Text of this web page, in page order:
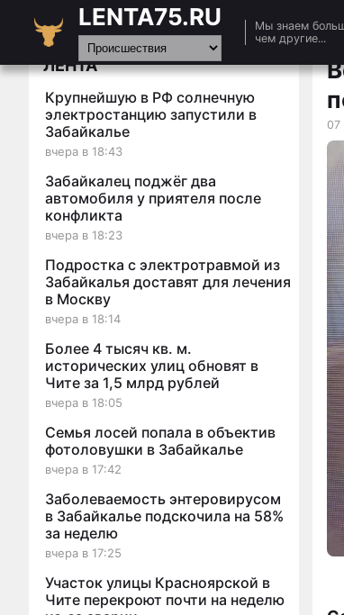
LENTA75.RU
Мы знаем
чем другие...
Главная
Новости
Видео
Статьи
ЛЕНТА
Крупнейшую в РФ солнечную
электростанцию запустили в
Забайкалье
вчера в 18:43
Забайкалец поджёг два
автомобиля у приятеля после
конфликта
вчера в 18:23
Подростка с электротравмой из
Забайкалья доставят для лечения
в Москву
вчера в 18:14
Более 4 тысяч кв. м.
исторических улиц обновят в
Чите за 1,5 млрд рублей
вчера в 18:05
Семья лосей попала в объектив
фотоловушки в Забайкалье
вчера в 17:42
Заболеваемость энтеровирусом
в Забайкалье подскочила на 58%
за неделю
вчера в 17:25
Участок улицы Красноярской в
Чите перекроют почти на неделю
07